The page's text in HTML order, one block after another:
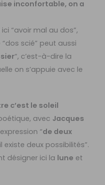
inconfortable, on a
“avoir mal au dos”,
scié” peut aussi
“, c’est-à-dire la
on s’appuie avec le
c’est le soleil
avec Jacques
“de deux
existe deux possibilités”.
désigner ici la lune et